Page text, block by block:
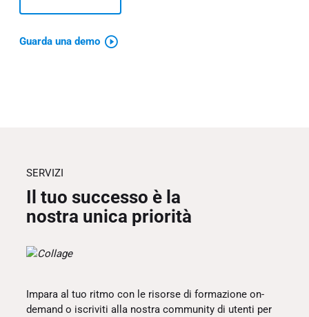
Guarda una demo
SERVIZI
Il tuo successo è la
nostra unica priorità
Impara al tuo ritmo con le risorse di formazione on-
demand o iscriviti alla nostra community di utenti per